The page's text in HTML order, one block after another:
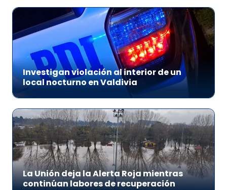
Investigan violación al interior de un
local nocturno en Valdivia
La Unión deja la Alerta Roja mientras
continúan labores de recuperación